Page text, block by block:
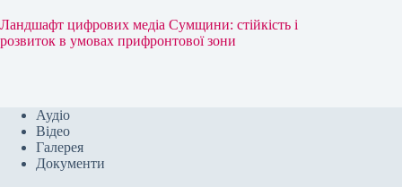
Ландшафт цифрових медіа Сумщини: стійкість і
розвиток в умовах прифронтової зони
Аудіо
Відео
Галерея
Документи